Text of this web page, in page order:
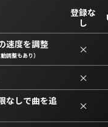
登録な
し
速度を調整
調整もあり） ×
×
なしで曲を追
×